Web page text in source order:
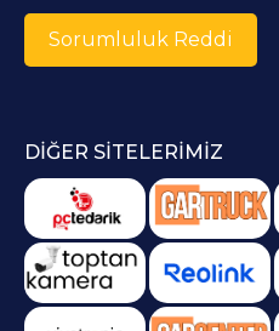
Sorumluluk Reddi
DIĞER SITELERIMIZ